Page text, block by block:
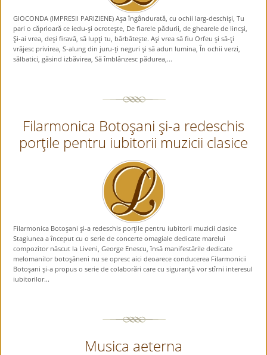
GIOCONDA (IMPRESII PARIZIENE) Aşa îngândurată, cu ochii larg-deschişi, Tu
pari o căprioară ce iedu-şi ocroteşte, De fiarele pădurii, de ghearele de lincşi,
Şi-ai vrea, deşi firavă, să lupţi tu, bărbăteşte. Aşi vrea să fiu Orfeu şi să-ţi
vrăjesc privirea, S-alung din juru-ţi neguri şi să adun lumina, În ochii verzi,
sălbatici, găsind izbăvirea, Să îmblânzesc pădurea,...
Filarmonica Botoşani şi-a redeschis
porţile pentru iubitorii muzicii clasice
Filarmonica Botoşani şi-a redeschis porţile pentru iubitorii muzicii clasice
Stagiunea a început cu o serie de concerte omagiale dedicate marelui
compozitor născut la Liveni, George Enescu, însă manifestările dedicate
melomanilor botoşăneni nu se opresc aici deoarece conducerea Filarmonicii
Botoşani şi-a propus o serie de colaborări care cu siguranţă vor stîrni interesul
iubitorilor...
Musica aeterna